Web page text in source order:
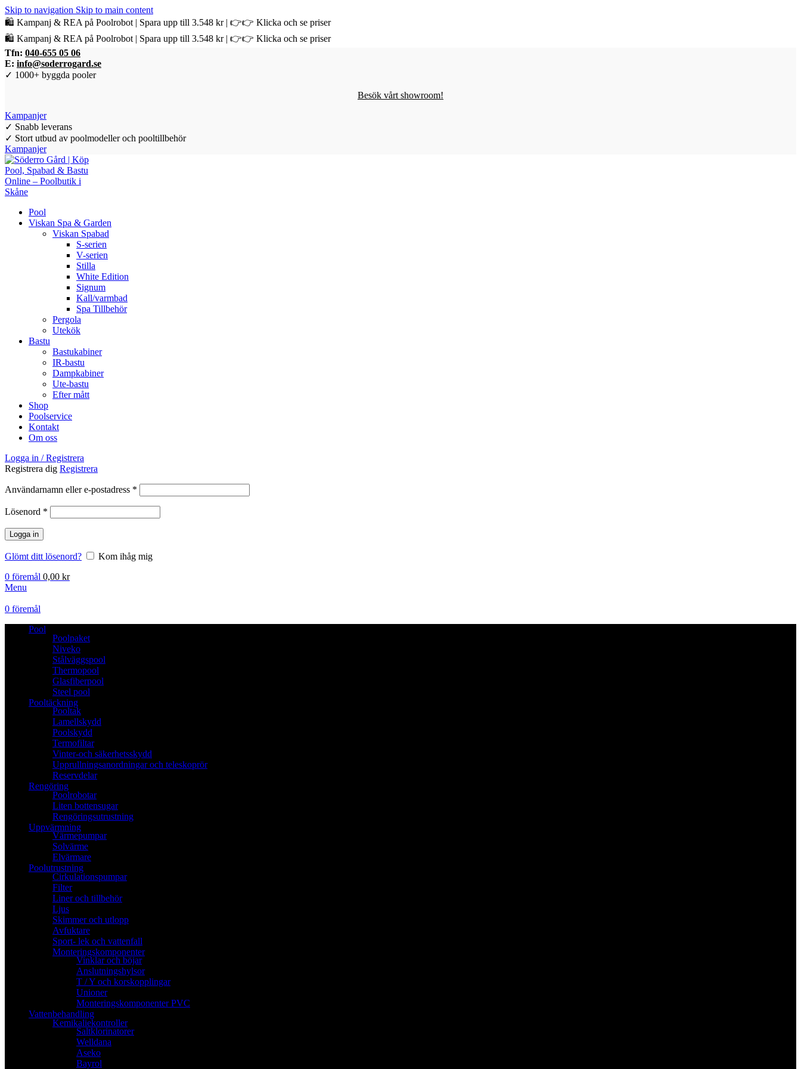
Skip to navigation Skip to main content
🛍️ Kampanj & REA på Poolrobot | Spara upp till 3.548 kr | 👉👉 Klicka och se priser
🛍️ Kampanj & REA på Poolrobot | Spara upp till 3.548 kr | 👉👉 Klicka och se priser
Tfn: 040-655 05 06
E: info@soderrogard.se
✓ 1000+ byggda pooler
Besök vårt showroom!
Kampanjer
✓ Snabb leverans
✓ Stort utbud av poolmodeller och pooltillbehör
Kampanjer
Pool
Viskan Spa & Garden
Viskan Spabad
S-serien
V-serien
Stilla
White Edition
Signum
Kall/varmbad
Spa Tillbehör
Pergola
Utekök
Bastu
Bastukabiner
IR-bastu
Dampkabiner
Ute-bastu
Efter mått
Shop
Poolservice
Kontakt
Om oss
Logga in / Registrera
Registrera dig Registrera
Användarnamn eller e-postadress *
Lösenord *
Logga in
Glömt ditt lösenord?
Kom ihåg mig
0 föremål 0,00 kr
Menu
0 föremål
Pool
Poolpaket
Niveko
Stålväggspool
Thermopool
Glasfiberpool
Steel pool
Pooltäckning
Pooltak
Lamellskydd
Poolskydd
Termofiltar
Vinter-och säkerhetsskydd
Upprullningsanordningar och teleskoprör
Reservdelar
Rengöring
Poolrobotar
Liten bottensugar
Rengöringsutrustning
Uppvärmning
Värmepumpar
Solvärme
Elvärmare
Poolutrustning
Cirkulationspumpar
Filter
Liner och tillbehör
Ljus
Skimmer och utlopp
Avfuktare
Sport- lek och vattenfall
Monteringskomponenter
Vinklar och böjar
Anslutningshylsor
T / Y och korskopplingar
Unioner
Monteringskomponenter PVC
Vattenbehandling
Kemikaliekontroller
Saltklorinatorer
Welldana
Aseko
Bayrol